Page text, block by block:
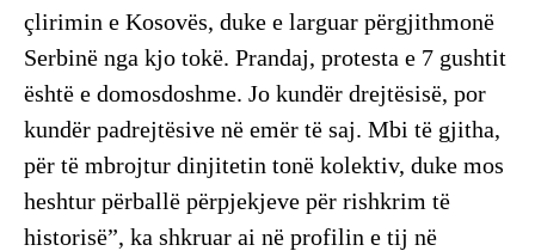
çlirimin e Kosovës, duke e larguar përgjithmonë
Serbinë nga kjo tokë. Prandaj, protesta e 7 gushtit
është e domosdoshme. Jo kundër drejtësisë, por
kundër padrejtësive në emër të saj. Mbi të gjitha,
për të mbrojtur dinjitetin tonë kolektiv, duke mos
heshtur përballë përpjekjeve për rishkrim të
historisë”, ka shkruar ai në profilin e tij në